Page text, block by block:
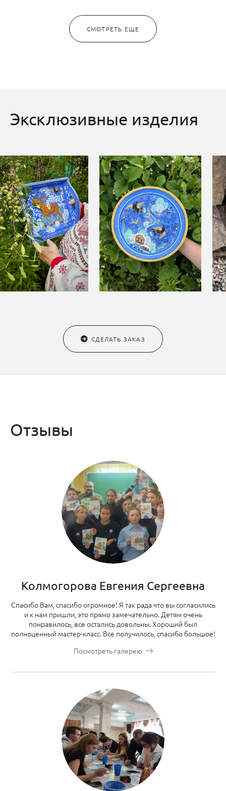
СМОТРЕТЬ ЕЩЕ
Эксклюзивные изделия
СДЕЛАТЬ ЗАКАЗ
Отзывы
Колмогорова Евгения Сергеевна
Спасибо Вам, спасибо огромное! Я так рада что вы согласились
и к нам пришли, это прямо замечательно. Детям очень
понравилось, все остались довольны. Хороший был
полноценный мастер-класс. Все получилось, спасибо большое!
Посмотреть галерею